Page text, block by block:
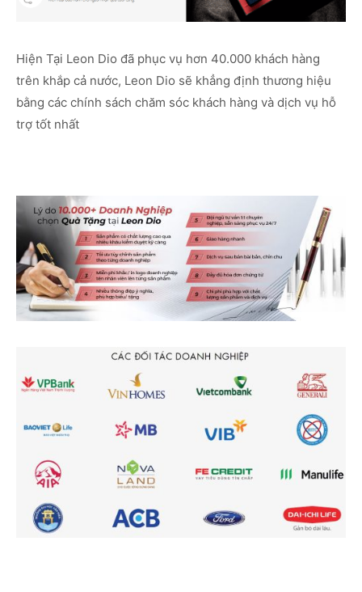
Hiện Tại Leon Dio đã phục vụ hơn 40.000 khách hàng
trên khắp cả nước, Leon Dio sẽ khẳng định thương hiệu
bằng các chính sách chăm sóc khách hàng và dịch vụ hỗ
trợ tốt nhất